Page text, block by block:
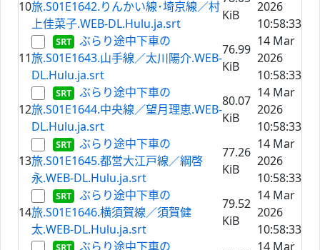
10旅.S01E1642.りんかい線･埼京線／村
上佳菜子.WEB-DL.Hulu.ja.srt
KiB
2026
10:58:33
11
ぶらり途中下車の
旅.S01E1643.山手線／太川陽介.WEB-
DL.Hulu.ja.srt
76.99
KiB
14 Mar
2026
10:58:33
12
ぶらり途中下車の
旅.S01E1644.中央線／望月理恵.WEB-
DL.Hulu.ja.srt
80.07
KiB
14 Mar
2026
10:58:33
13
ぶらり途中下車の
旅.S01E1645.都営大江戸線／綱啓
永.WEB-DL.Hulu.ja.srt
77.26
KiB
14 Mar
2026
10:58:33
14
ぶらり途中下車の
旅.S01E1646.横須賀線／須賀健
太.WEB-DL.Hulu.ja.srt
79.52
KiB
14 Mar
2026
10:58:33
ぶらり途中下車の
14 Mar